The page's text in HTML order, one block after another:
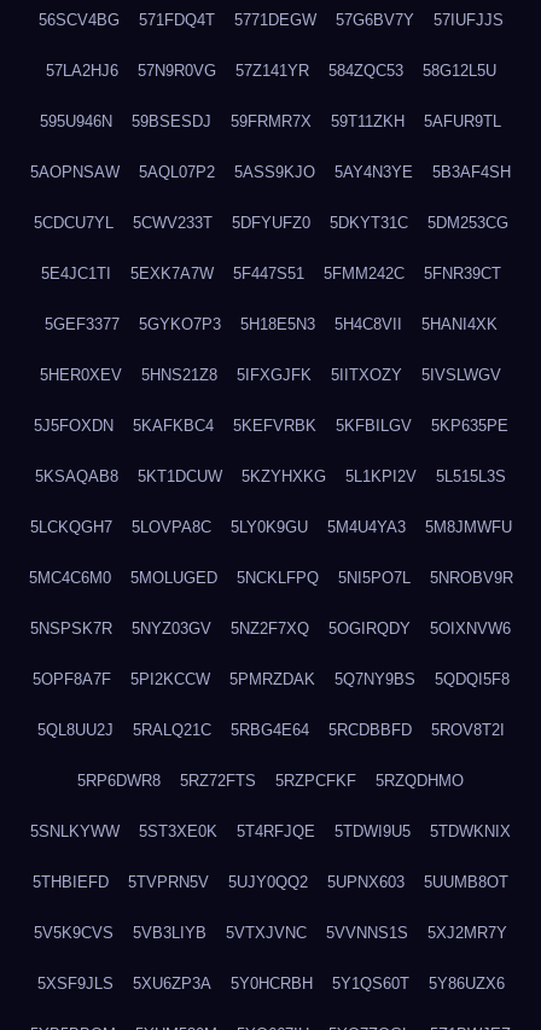
56SCV4BG 571FDQ4T 5771DEGW 57G6BV7Y 57IUFJJS
57LA2HJ6 57N9R0VG 57Z141YR 584ZQC53 58G12L5U
595U946N 59BSESDJ 59FRMR7X 59T11ZKH 5AFUR9TL
5AOPNSAW 5AQL07P2 5ASS9KJO 5AY4N3YE 5B3AF4SH
5CDCU7YL 5CWV233T 5DFYUFZ0 5DKYT31C 5DM253CG
5E4JC1TI 5EXK7A7W 5F447S51 5FMM242C 5FNR39CT
5GEF3377 5GYKO7P3 5H18E5N3 5H4C8VII 5HANI4XK
5HER0XEV 5HNS21Z8 5IFXGJFK 5IITXOZY 5IVSLWGV
5J5FOXDN 5KAFKBC4 5KEFVRBK 5KFBILGV 5KP635PE
5KSAQAB8 5KT1DCUW 5KZYHXKG 5L1KPI2V 5L515L3S
5LCKQGH7 5LOVPA8C 5LY0K9GU 5M4U4YA3 5M8JMWFU
5MC4C6M0 5MOLUGED 5NCKLFPQ 5NI5PO7L 5NROBV9R
5NSPSK7R 5NYZ03GV 5NZ2F7XQ 5OGIRQDY 5OIXNVW6
5OPF8A7F 5PI2KCCW 5PMRZDAK 5Q7NY9BS 5QDQI5F8
5QL8UU2J 5RALQ21C 5RBG4E64 5RCDBBFD 5ROV8T2I
5RP6DWR8 5RZ72FTS 5RZPCFKF 5RZQDHMO
5SNLKYWW 5ST3XE0K 5T4RFJQE 5TDWI9U5 5TDWKNIX
5THBIEFD 5TVPRN5V 5UJY0QQ2 5UPNX603 5UUMB8OT
5V5K9CVS 5VB3LIYB 5VTXJVNC 5VVNNS1S 5XJ2MR7Y
5XSF9JLS 5XU6ZP3A 5Y0HCRBH 5Y1QS60T 5Y86UZX6